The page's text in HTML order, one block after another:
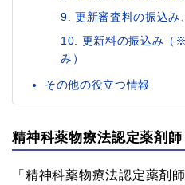
9. 更新審査料の振込み
10. 更新料の振込み（
み）
その他の役立つ情報
精神科薬物療法認定薬剤
「精神科薬物療法認定薬剤